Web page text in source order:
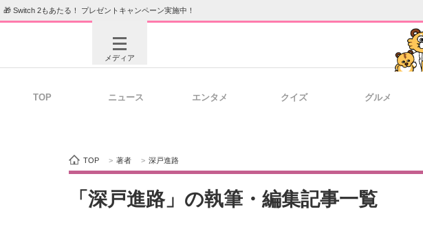
🎁 Switch 2もあたる！ プレゼントキャンペーン実施中！
メディア
ビジネスと働き方のヒント AI活用のいまが分かる
TOP ニュース エンタメ クイズ グルメ
TOP > 著者 > 深戸進路
「深戸進路」の執筆・編集記事一覧